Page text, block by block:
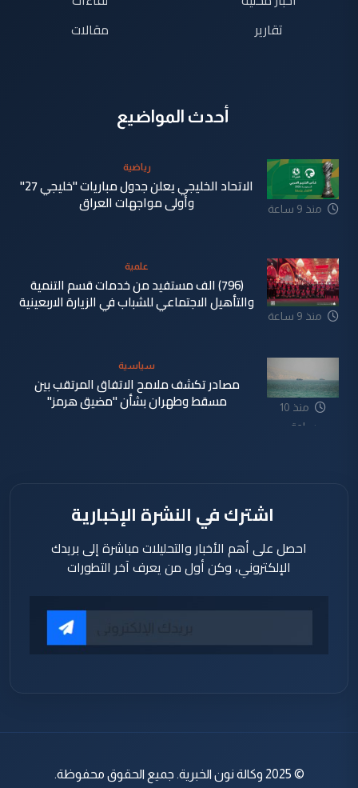
تقارير
مقالات
أحدث المواضيع
منذ 9 ساعة
رياضية
الاتحاد الخليجي يعلن جدول مباريات "خليجي 27"
وأولى مواجهات العراق
منذ 9 ساعة
علمية
(796) الف مستفيد من خدمات قسم التنمية
والتأهيل الاجتماعي للشباب في الزيارة الاربعينية
منذ 10
ساعة
سياسية
مصادر تكشف ملامح الاتفاق المرتقب بين
مسقط وطهران بشأن "مضيق هرمز"
اشترك في النشرة الإخبارية
احصل على أهم الأخبار والتحليلات مباشرة إلى بريدك
الإلكتروني، وكن أول من يعرف آخر التطورات
© 2025 وكالة نون الخبرية. جميع الحقوق محفوظة.